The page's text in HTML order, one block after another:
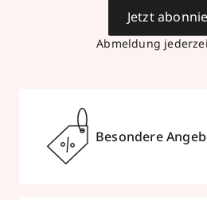
Abmeldung
Jetzt
Besondere